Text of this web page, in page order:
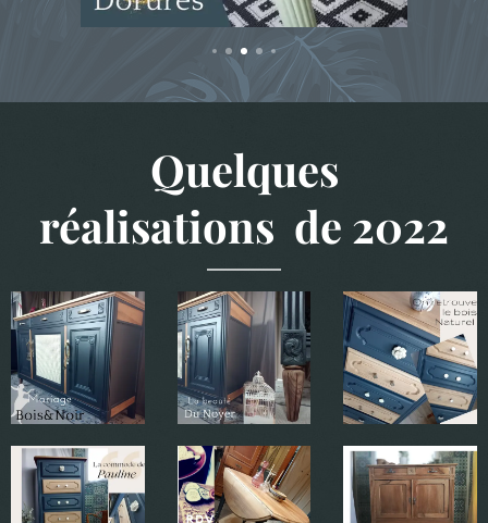
Quelques
réalisations de 2022